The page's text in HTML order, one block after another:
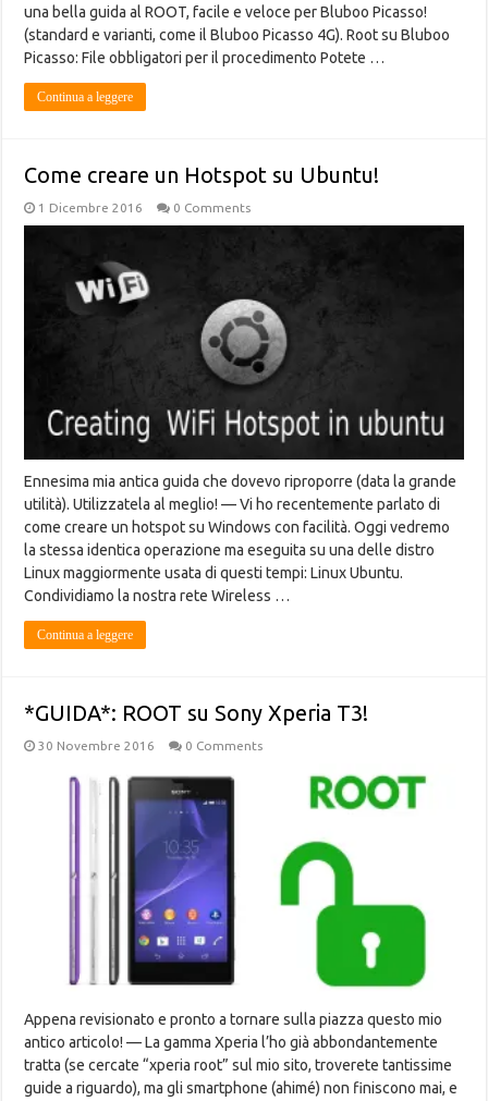
una bella guida al ROOT, facile e veloce per Bluboo Picasso!
(standard e varianti, come il Bluboo Picasso 4G). Root su Bluboo
Picasso: File obbligatori per il procedimento Potete …
Continua a leggere
Come creare un Hotspot su Ubuntu!
1 Dicembre 2016 0 Comments
Ennesima mia antica guida che dovevo riproporre (data la grande
utilità). Utilizzatela al meglio! — Vi ho recentemente parlato di
come creare un hotspot su Windows con facilità. Oggi vedremo
la stessa identica operazione ma eseguita su una delle distro
Linux maggiormente usata di questi tempi: Linux Ubuntu.
Condividiamo la nostra rete Wireless …
Continua a leggere
*GUIDA*: ROOT su Sony Xperia T3!
30 Novembre 2016 0 Comments
Appena revisionato e pronto a tornare sulla piazza questo mio
antico articolo! — La gamma Xperia l’ho già abbondantemente
tratta (se cercate “xperia root” sul mio sito, troverete tantissime
guide a riguardo), ma gli smartphone (ahimé) non finiscono mai, e